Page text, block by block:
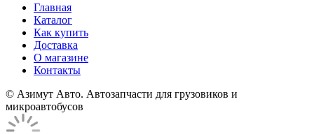
Главная
Каталог
Как купить
Доставка
О магазине
Контакты
© Азимут Авто. Автозапчасти для грузовиков и
микроавтобусов